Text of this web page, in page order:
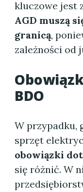
kluczowe jest
AGD muszą
granicą,
zależności od
BDO
W przypadku,
sprzęt
obowiązki
się różnić. W